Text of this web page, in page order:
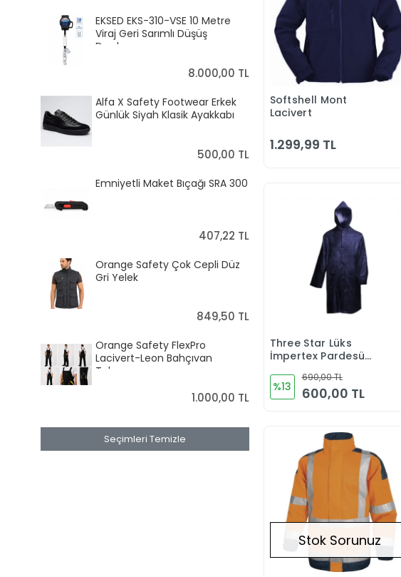
EKSED EKS-310-VSE 10 Metre
Viraj Geri Sarımlı Düşüş
Durdurucu
8.000,00 TL
Alfa X Safety Footwear Erkek
Günlük Siyah Klasik Ayakkabı
500,00 TL
Emniyetli Maket Bıçağı SRA 300
407,22 TL
Orange Safety Çok Cepli Düz
Gri Yelek
849,50 TL
Orange Safety FlexPro
Lacivert-Leon Bahçıvan
Tulumu
1.000,00 TL
Seçimleri Temizle
Sepete Ekle
Softshell Mont
Lacivert
1.299,99 TL
Sepete Ekle
Three Star Lüks
İmpertex Pardesü
%13
690,00 TL
600,00 TL
Stok Sorunuz